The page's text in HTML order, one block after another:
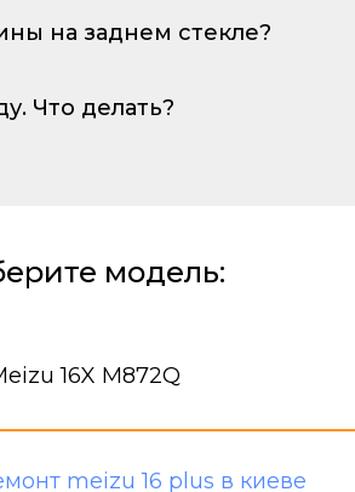
на заднем стекле?
Что делать?
модель:
16X M872Q